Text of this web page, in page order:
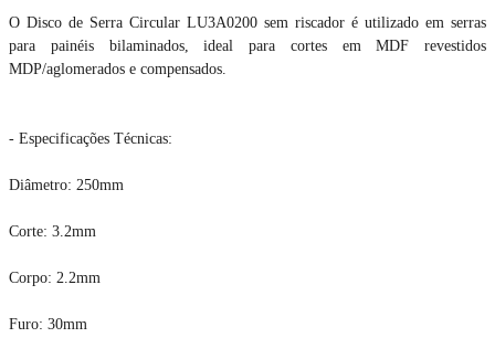
O Disco de Serra Circular LU3A0200 sem riscador é utilizado em serras
para painéis bilaminados, ideal para cortes em MDF revestidos
MDP/aglomerados e compensados.
- Especificações Técnicas:
Diâmetro: 250mm
Corte: 3.2mm
Corpo: 2.2mm
Furo: 30mm